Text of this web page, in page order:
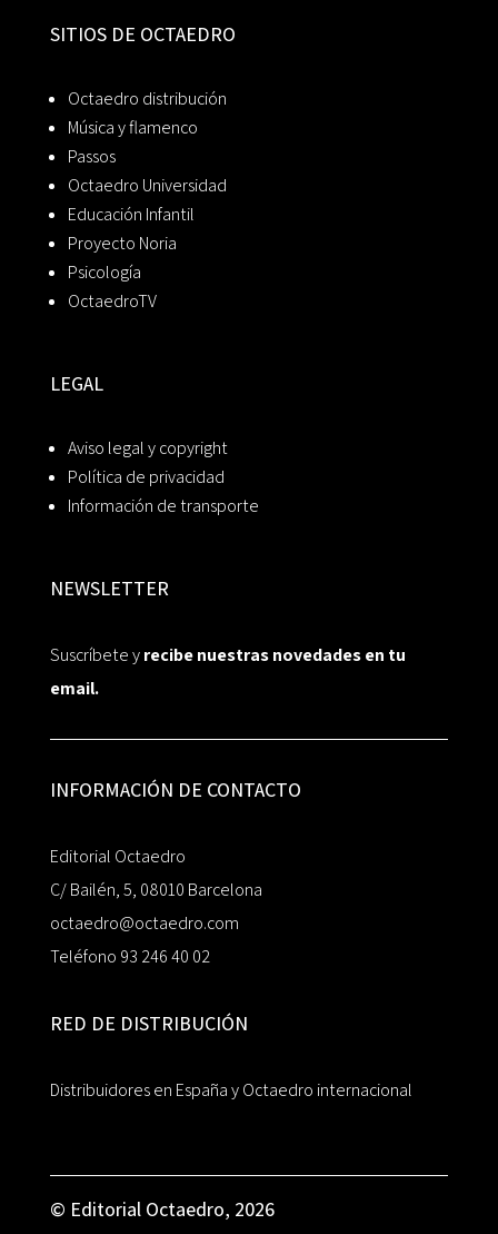
SITIOS DE OCTAEDRO
Octaedro distribución
Música y flamenco
Passos
Octaedro Universidad
Educación Infantil
Proyecto Noria
Psicología
OctaedroTV
LEGAL
Aviso legal y copyright
Política de privacidad
Información de transporte
NEWSLETTER
Suscríbete yrecibe nuestras novedades en tu
email.
INFORMACIÓN DE CONTACTO
Editorial Octaedro
C/ Bailén, 5, 08010 Barcelona
octaedro@octaedro.com
Teléfono 93 246 40 02
RED DE DISTRIBUCIÓN
Distribuidores en España y Octaedro internacional
© Editorial Octaedro, 2026